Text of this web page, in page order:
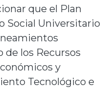
que el Plan
Social Universitario
los Recursos
y
Tecnológico e